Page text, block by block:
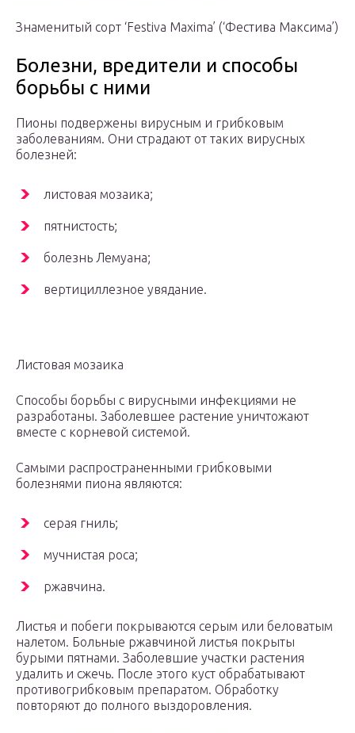
Знаменитый сорт ‘Festiva Maxima’ (‘Фестива Максима’)
Болезни, вредители и способы
борьбы с ними
Пионы подвержены вирусным и грибковым
заболеваниям. Они страдают от таких вирусных
болезней:
листовая мозаика;
пятнистость;
болезнь Лемуана;
вертициллезное увядание.
Листовая мозаика
Способы борьбы с вирусными инфекциями не
разработаны. Заболевшее растение уничтожают
вместе с корневой системой.
Самыми распространенными грибковыми
болезнями пиона являются:
серая гниль;
мучнистая роса;
ржавчина.
Листья и побеги покрываются серым или беловатым
налетом. Больные ржавчиной листья покрыты
бурыми пятнами. Заболевшие участки растения
удалить и сжечь. После этого куст обрабатывают
противогрибковым препаратом. Обработку
повторяют до полного выздоровления.